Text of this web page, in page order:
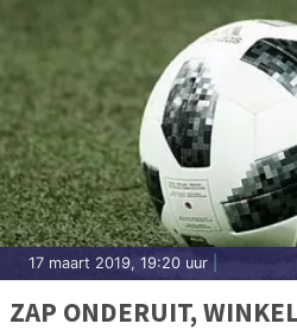
17 maart 2019, 19:20 uur
ZAP ONDERUIT,